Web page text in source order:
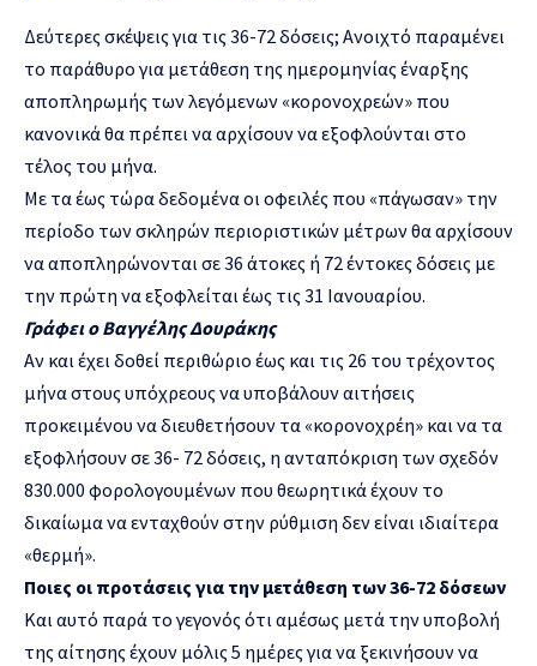
Δεύτερες σκέψεις για τις 36-72 δόσεις; Ανοιχτό παραμένει
το παράθυρο για μετάθεση της ημερομηνίας έναρξης
αποπληρωμής των λεγόμενων «κορονοχρεών» που
κανονικά θα πρέπει να αρχίσουν να εξοφλούνται στο
τέλος του μήνα.
Με τα έως τώρα δεδομένα οι οφειλές που «πάγωσαν» την
περίοδο των σκληρών περιοριστικών μέτρων θα αρχίσουν
να αποπληρώνονται σε 36 άτοκες ή 72 έντοκες δόσεις με
την πρώτη να εξοφλείται έως τις 31 Ιανουαρίου.
Γράφει ο Βαγγέλης Δουράκης
Αν και έχει δοθεί περιθώριο έως και τις 26 του τρέχοντος
μήνα στους υπόχρεους να υποβάλουν αιτήσεις
προκειμένου να διευθετήσουν τα «κορονοχρέη» και να τα
εξοφλήσουν σε 36- 72 δόσεις, η ανταπόκριση των σχεδόν
830.000 φορολογουμένων που θεωρητικά έχουν το
δικαίωμα να ενταχθούν στην ρύθμιση δεν είναι ιδιαίτερα
«θερμή».
Ποιες οι προτάσεις για την μετάθεση των 36-72 δόσεων
Και αυτό παρά το γεγονός ότι αμέσως μετά την υποβολή
της αίτησης έχουν μόλις 5 ημέρες για να ξεκινήσουν να